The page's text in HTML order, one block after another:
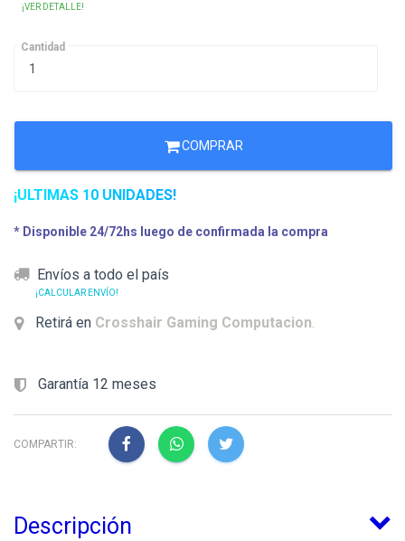
¡VER DETALLE!
Cantidad
COMPRAR
¡ULTIMAS 10 UNIDADES!
* Disponible 24/72hs luego de confirmada la compra
Envíos a todo el país
¡CALCULAR ENVÍO!
Retirá en Crosshair Gaming Computacion.
Garantía 12 meses
COMPARTIR:
Descripción